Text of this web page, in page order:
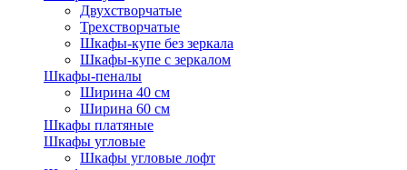
Двухстворчатые
Трехстворчатые
Шкафы-купе без зеркала
Шкафы-купе с зеркалом
Шкафы-пеналы
Ширина 40 см
Ширина 60 см
Шкафы платяные
Шкафы угловые
Шкафы угловые лофт